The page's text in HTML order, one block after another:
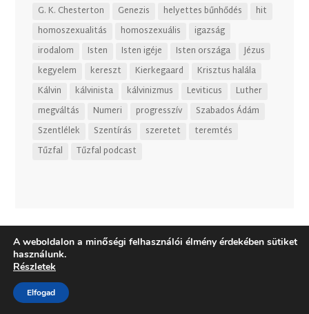
G. K. Chesterton
Genezis helyettes bűnhődés
hit
homoszexualitás
homoszexuális
igazság
irodalom
Isten Isten igéje Isten országa
Jézus
kegyelem
kereszt Kierkegaard
Krisztus halála
Kálvin
kálvinista kálvinizmus Leviticus
Luther
megváltás
Numeri progresszív
Szabados Ádám
Szentlélek
Szentírás szeretet
teremtés
Tűzfal
Tűzfal podcast
Dizájn:
A weboldalon a minőségi felhasználói élmény érdekében sütiket
használunk.
Részletek
Elfogad